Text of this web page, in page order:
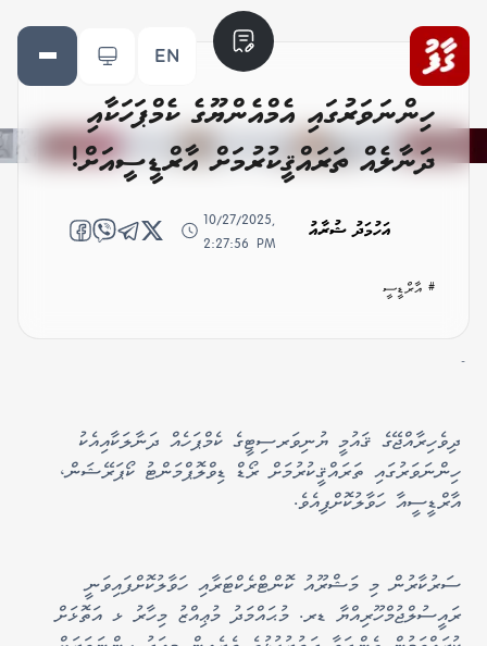
EN
ހިންނަވަރުގައި އެމްއެންޔޫގެ ކެމްޕަހަކާއި
ދަނާލެއް ތަރައްޤީކުރުމަށް އާރްޑީސީއަށް!
އަހުމަދު ޝުރާއު
10/27/2025,
2:27:56 PM
# އާރްޑީސީ
-
ދިވެހިރާއްޖޭގެ ޤައުމީ ޔުނިވަރސިޓީގެ ކެމްޕަހެއް ދަނާލަކާއިއެކު
ހިންނަވަރުގައި ތަރައްޤީކުރުމަށް ރޯޑް ޑިވްލޮޕްމަންޓު ކޯޕަރޭޝަން،
އާރްޑީސީއާ ހަވާލުކޮށްފިއެވެ.
ސަރުކާރުން މި މަޝްރޫއު ކޮންޓްރެކްޓަރާއި ހަވާލުކޮށްފައިވަނީ
ރައީސުލްޖުމްހޫރިއްޔާ ޑރ. މުޙައްމަދު މުޢިއްޒު މިހާރު ޅ އަތޮޅަށް